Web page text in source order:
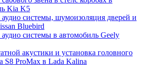
Kia K5
аудио системы, шумоизоляция дверей и
Bluebird
аудио системы в автомобиль Geely
акустики и установка головного
S8 ProMax в Lada Kalina